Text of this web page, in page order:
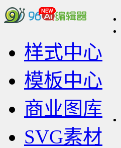
样式中心
模板中心
商业图库
SVG素材